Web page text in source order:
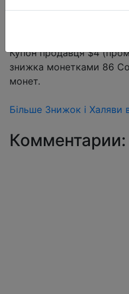
Купон продавця $4
знижка монетками 86
монет.
Більше Знижок і Халяви
Комментарии: